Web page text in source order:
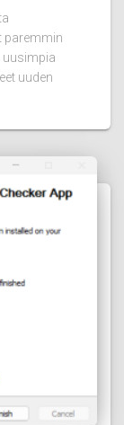
paremmin
uusimpia
uuden